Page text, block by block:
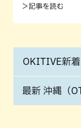
＞記事を読む
OKITIVE新
最新 沖縄（